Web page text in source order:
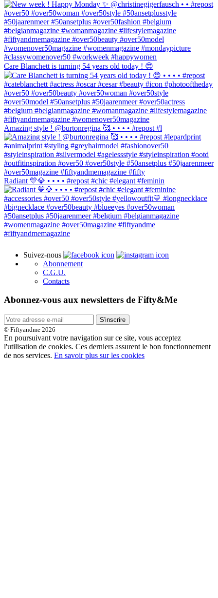
Care Blanchett is turning 54 years old today ! 😍
Amazing style ! @burtonregina 🥰 • • • • #repost #l
Radiant 💛💎 • • • • #repost #chic #elegant #feminin
Suivez-nous
Abonnement
C.G.U.
Contacts
Abonnez-vous aux newsletters de Fifty&Me
S'inscrire
© Fiftyandme 2026
En poursuivant votre navigation sur ce site, vous acceptez
l'utilisation de cookies. Ces derniers assurent le bon fonctionnement
de nos services. En savoir plus sur les cookies